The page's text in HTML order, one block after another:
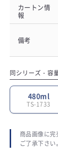
カートン情
報
備考
同シリーズ・容
480ml
TS-1733
商品画像に完
ご了承下さい。